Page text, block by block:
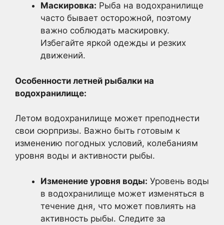
Маскировка: Рыба на водохранилище
часто бывает осторожной, поэтому
важно соблюдать маскировку.
Избегайте яркой одежды и резких
движений.
Особенности летней рыбалки на
водохранилище:
Летом водохранилище может преподнести
свои сюрпризы. Важно быть готовым к
изменению погодных условий, колебаниям
уровня воды и активности рыбы.
Изменение уровня воды: Уровень воды
в водохранилище может изменяться в
течение дня, что может повлиять на
активность рыбы. Следите за